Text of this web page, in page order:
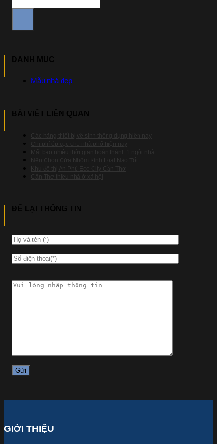
DANH MỤC
Mẫu nhà đẹp
BÀI VIẾT LIÊN QUAN
Các hãng thiết bị vệ sinh thông dụng hiện nay
Chi phí ép cọc cho nhà phố hiện nay
Mất bao nhiêu thời gian hoàn thành 1 ngôi nhà
Nên Chọn Cửa Nhôm Kính Loại Nào Tốt
Khu đô thị An Phú Eco City Cần Thơ
Cần Thơ thiếu nhà ở xã hội
ĐỂ LẠI THÔNG TIN
GIỚI THIỆU